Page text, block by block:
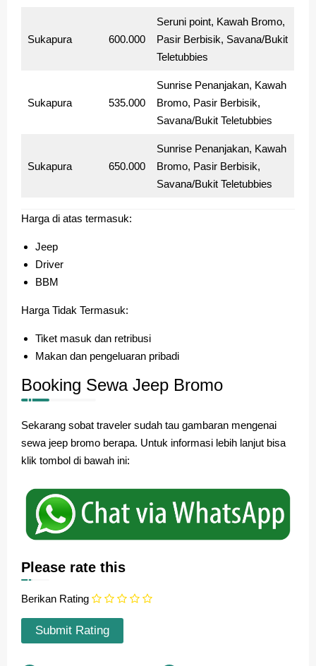
Sukapura 600.000
Seruni point, Kawah Bromo,
Pasir Berbisik, Savana/Bukit
Teletubbies
Sukapura 535.000
Sunrise Penanjakan, Kawah
Bromo, Pasir Berbisik,
Savana/Bukit Teletubbies
Sukapura 650.000
Sunrise Penanjakan, Kawah
Bromo, Pasir Berbisik,
Savana/Bukit Teletubbies
Harga di atas termasuk:
Jeep
Driver
BBM
Harga Tidak Termasuk:
Tiket masuk dan retribusi
Makan dan pengeluaran pribadi
Booking Sewa Jeep Bromo
Sekarang sobat traveler sudah tau gambaran mengenai
sewa jeep bromo berapa. Untuk informasi lebih lanjut bisa
klik tombol di bawah ini:
Please rate this
Berikan Rating